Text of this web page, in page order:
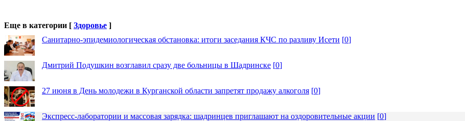
Еще в категории [ Здоровье ]
Санитарно-эпидемиологическая обстановка: итоги заседания КЧС по разливу Исети [0]
Дмитрий Подушкин возглавил сразу две больницы в Шадринске [0]
27 июня в День молодежи в Курганской области запретят продажу алкоголя [0]
Экспресс-лаборатории и массовая зарядка: шадринцев приглашают на оздоровительные акции [0]